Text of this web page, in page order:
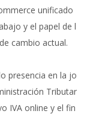
unificado
y el papel de l
cambio actual.
presencia en la jo
Tributar
IVA online y el fin